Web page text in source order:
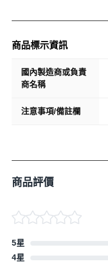
商品標示資訊
國內製造商或負責
商名稱
注意事項/備註欄
商品評價
5星
4星